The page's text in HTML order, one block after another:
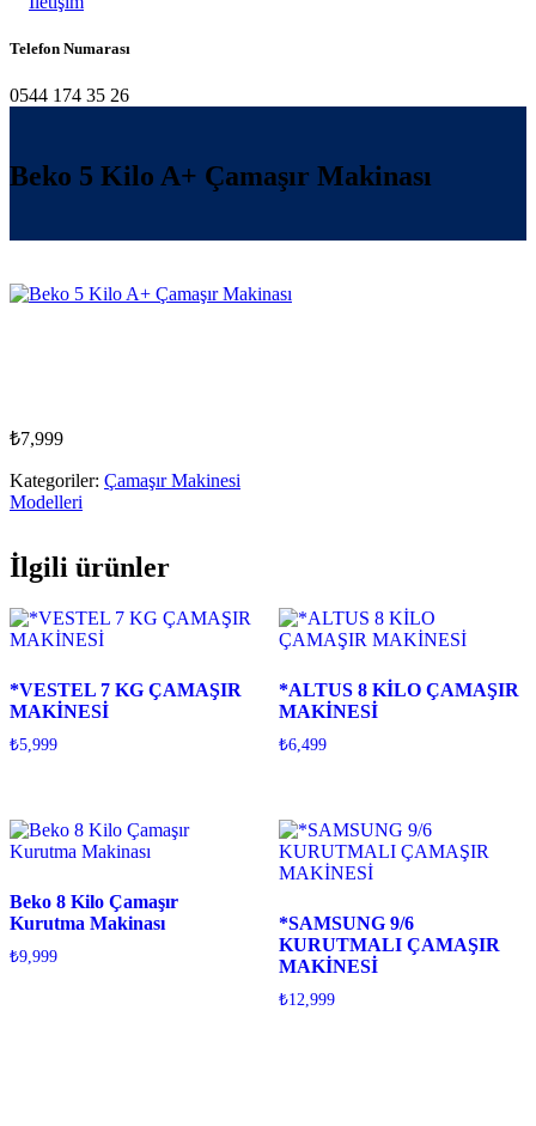
Telefon Numarası
0544 174 35 26
Beko 5 Kilo A+ Çamaşır Makinası
₺7,999
Kategoriler: Çamaşır Makinesi
Modelleri
İlgili ürünler
*VESTEL 7 KG ÇAMAŞIR
MAKİNESİ
₺5,999
*ALTUS 8 KİLO ÇAMAŞIR
MAKİNESİ
₺6,499
Beko 8 Kilo Çamaşır
Kurutma Makinası
₺9,999
*SAMSUNG 9/6
KURUTMALI ÇAMAŞIR
MAKİNESİ
₺12,999